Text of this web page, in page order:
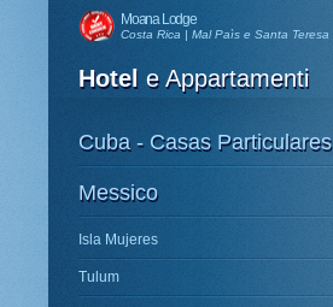
Moana Lodge
Costa Rica | Mal Paìs e Santa Teresa
Hotel e Appartamenti
Cuba - Casas Particulares
Messico
Isla Mujeres
Tulum